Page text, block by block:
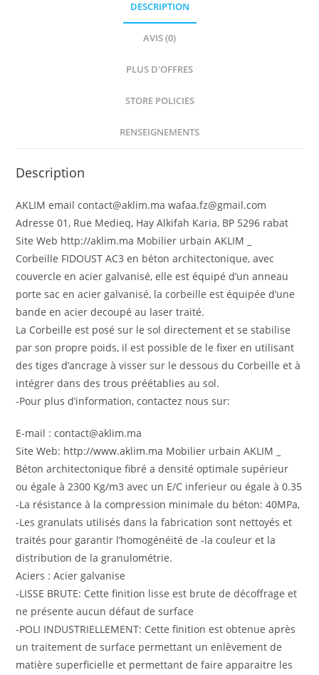
DESCRIPTION
AVIS (0)
PLUS D'OFFRES
STORE POLICIES
RENSEIGNEMENTS
Description
AKLIM email contact@aklim.ma wafaa.fz@gmail.com
Adresse 01, Rue Medieq, Hay Alkifah Karia, BP 5296 rabat
Site Web http://aklim.ma Mobilier urbain AKLIM _
Corbeille FIDOUST AC3 en béton architectonique, avec
couvercle en acier galvanisé, elle est équipé d’un anneau
porte sac en acier galvanisé, la corbeille est équipée d’une
bande en acier decoupé au laser traité.
La Corbeille est posé sur le sol directement et se stabilise
par son propre poids, il est possible de le fixer en utilisant
des tiges d’ancrage à visser sur le dessous du Corbeille et à
intégrer dans des trous préétablies au sol.
-Pour plus d’information, contactez nous sur:
E-mail : contact@aklim.ma
Site Web: http://www.aklim.ma Mobilier urbain AKLIM _
Béton architectonique fibré a densité optimale supérieur
ou égale à 2300 Kg/m3 avec un E/C inferieur ou égale à 0.35
-La résistance à la compression minimale du béton: 40MPa,
-Les granulats utilisés dans la fabrication sont nettoyés et
traités pour garantir l’homogénéité de -la couleur et la
distribution de la granulométrie.
Aciers : Acier galvanise
-LISSE BRUTE: Cette finition lisse est brute de décoffrage et
ne présente aucun défaut de surface
-POLI INDUSTRIELLEMENT: Cette finition est obtenue après
un traitement de surface permettant un enlèvement de
matière superficielle et permettant de faire apparaitre les